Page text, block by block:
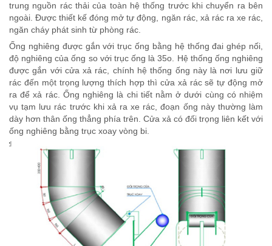
trung nguồn rác thải của toàn hệ thống trước khi chuyển ra bên
ngoài. Được thiết kế đóng mở tự động, ngăn rác, xả rác ra xe rác,
ngăn cháy phát sinh từ phòng rác.
Ống nghiêng được gắn với trục ống bằng hệ thống đai ghép nối,
độ nghiêng của ống so với trục ống là 35o. Hệ thống ống nghiêng
được gắn với cửa xả rác, chính hệ thống ống này là nơi lưu giữ
rác đến một trọng lượng thích hợp thì cửa xả rác sẽ tự động mở
ra để xả rác. Ống nghiêng là chi tiết nằm ở dưới cùng có nhiệm
vụ tạm lưu rác trước khi xả ra xe rác, đoạn ống này thường làm
dày hơn thân ống thẳng phía trên. Cửa xả có đối trọng liên kết với
ống nghiêng bằng trục xoay vòng bi.